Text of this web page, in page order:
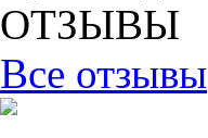
ОТЗЫВЫ
Все отзывы